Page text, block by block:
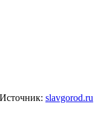
Источник: slavgorod.ru